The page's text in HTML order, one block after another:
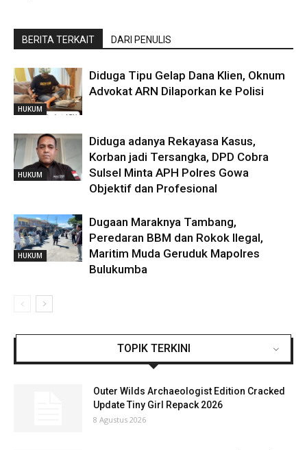
BERITA TERKAIT DARI PENULIS
HUKUM
Diduga Tipu Gelap Dana Klien, Oknum
Advokat ARN Dilaporkan ke Polisi
HUKUM
Diduga adanya Rekayasa Kasus,
Korban jadi Tersangka, DPD Cobra
Sulsel Minta APH Polres Gowa
Objektif dan Profesional
HUKUM
Dugaan Maraknya Tambang,
Peredaran BBM dan Rokok Ilegal,
Maritim Muda Geruduk Mapolres
Bulukumba
TOPIK TERKINI
Outer Wilds Archaeologist Edition Cracked
Update Tiny Girl Repack 2026
8 Agustus 2026